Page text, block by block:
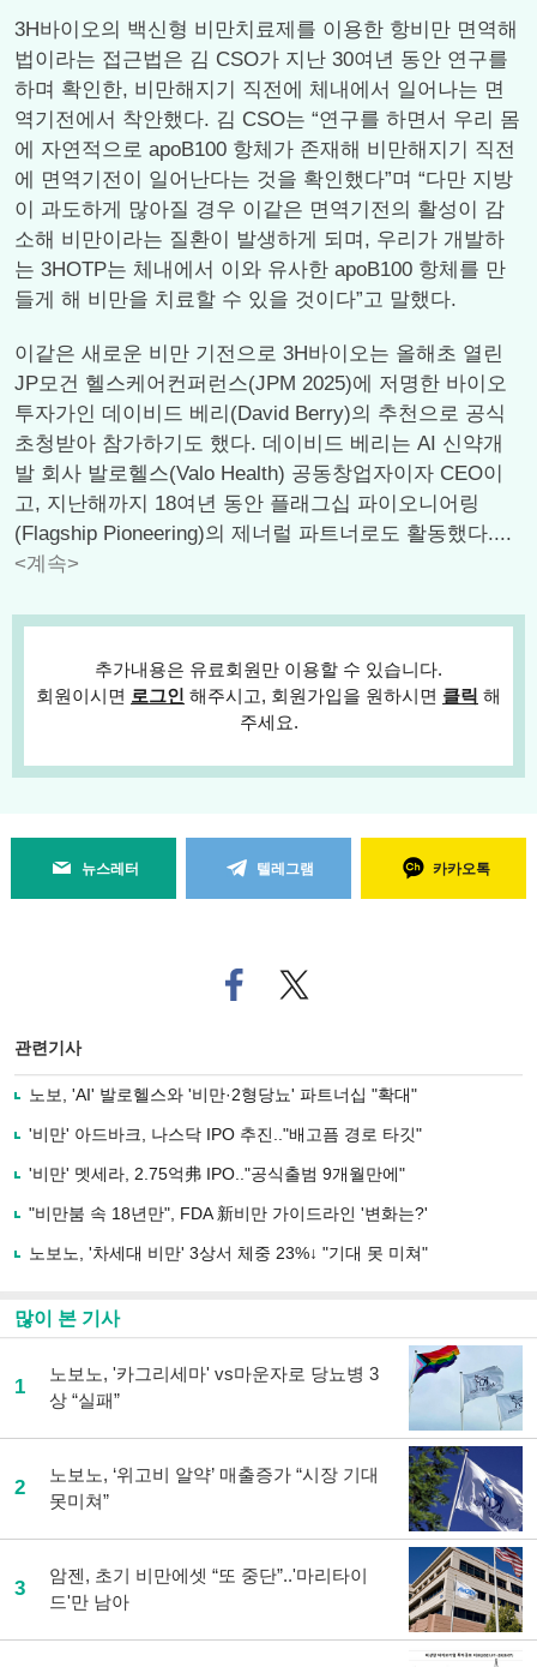
3H바이오의 백신형 비만치료제를 이용한 항비만 면역해
법이라는 접근법은 김 CSO가 지난 30여년 동안 연구를
하며 확인한, 비만해지기 직전에 체내에서 일어나는 면
역기전에서 착안했다. 김 CSO는 “연구를 하면서 우리 몸
에 자연적으로 apoB100 항체가 존재해 비만해지기 직전
에 면역기전이 일어난다는 것을 확인했다”며 “다만 지방
이 과도하게 많아질 경우 이같은 면역기전의 활성이 감
소해 비만이라는 질환이 발생하게 되며, 우리가 개발하
는 3HOTP는 체내에서 이와 유사한 apoB100 항체를 만
들게 해 비만을 치료할 수 있을 것이다”고 말했다.
이같은 새로운 비만 기전으로 3H바이오는 올해초 열린
JP모건 헬스케어컨퍼런스(JPM 2025)에 저명한 바이오
투자가인 데이비드 베리(David Berry)의 추천으로 공식
초청받아 참가하기도 했다. 데이비드 베리는 AI 신약개
발 회사 발로헬스(Valo Health) 공동창업자이자 CEO이
고, 지난해까지 18여년 동안 플래그십 파이오니어링
(Flagship Pioneering)의 제너럴 파트너로도 활동했다....
<계속>
추가내용은 유료회원만 이용할 수 있습니다.
회원이시면 로그인 해주시고, 회원가입을 원하시면 클릭 해
주세요.
뉴스레터 텔레그램 카카오톡
페
이
로
사
유
기
트위
터로
관련기사
노보, 'AI' 발로헬스와 '비만·2형당뇨' 파트너십 "확대"
'비만' 아드바크, 나스닥 IPO 추진.."배고픔 경로 타깃"
'비만' 멧세라, 2.75억弗 IPO.."공식출범 9개월만에"
"비만붐 속 18년만", FDA 新비만 가이드라인 '변화는?'
노보노, '차세대 비만' 3상서 체중 23%↓ "기대 못 미쳐"
많이 본 기사
1
노보노, '카그리세마' vs마운자로 당뇨병 3
상 “실패”
2
노보노, ‘위고비 알약’ 매출증가 “시장 기대
못미쳐”
3
암젠, 초기 비만에셋 “또 중단”..'마리타이
드'만 남아